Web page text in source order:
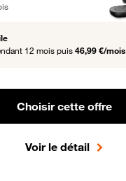
12 mois puis 46,99 €/mois
Choisir cette offre
Voir le détail